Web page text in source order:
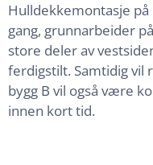
Hulldekkemontasje på
gang, grunnarbeider
store deler av
ferdigstilt. Samtidig vil
bygg B vil også være
innen kort tid.